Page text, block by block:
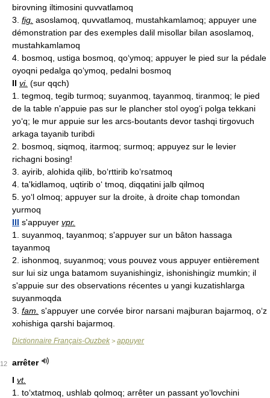
birovning iltimosini quvvatlamoq
3. fig. asoslamoq, quvvatlamoq, mustahkamlamoq; appuyer une
démonstration par des exemples dalil misollar bilan asoslamoq,
mustahkamlamoq
4. bosmoq, ustiga bosmoq, qo‘ymoq; appuyer le pied sur la pédale
oyoqni pedalga qo‘ymoq, pedalni bosmoq
II vi. (sur qqch)
1. tegmoq, tegib turmoq; suyanmoq, tayanmoq, tiranmoq; le pied
de la table n'appuie pas sur le plancher stol oyog‘i polga tekkani
yo‘q; le mur appuie sur les arcs-boutants devor tashqi tirgovuch
arkaga tayanib turibdi
2. bosmoq, siqmoq, itarmoq; surmoq; appuyez sur le levier
richagni bosing!
3. ayirib, alohida qilib, bo‘rttirib ko‘rsatmoq
4. ta'kidlamoq, uqtirib o‘ tmoq, diqqatini jalb qilmoq
5. yo‘l olmoq; appuyer sur la droite, à droite chap tomondan
yurmoq
III s'appuyer vpr.
1. suyanmoq, tayanmoq; s'appuyer sur un bâton hassaga
tayanmoq
2. ishonmoq, suyanmoq; vous pouvez vous appuyer entièrement
sur lui siz unga batamom suyanishingiz, ishonishingiz mumkin; il
s'appuie sur des observations récentes u yangi kuzatishlarga
suyanmoqda
3. fam. s'appuyer une corvée biror narsani majburan bajarmoq, o‘z
xohishiga qarshi bajarmoq.
Dictionnaire Français-Ouzbek > appuyer
12
arrêter
I vt.
1. to‘xtatmoq, ushlab qolmoq; arrêter un passant yo‘lovchini